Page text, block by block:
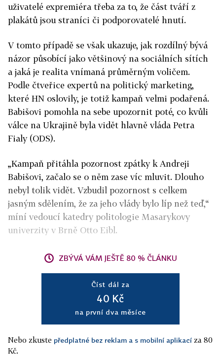
uživatelé expremiéra třeba za to, že část tváří z
plakátů jsou straníci či podporovatelé hnutí.
V tomto případě se však ukazuje, jak rozdílný bývá
názor působící jako většinový na sociálních sítích
a jaká je realita vnímaná průměrným voličem.
Podle čtveřice expertů na politický marketing,
které HN oslovily, je totiž kampaň velmi podařená.
Babišovi pomohla na sebe upozornit poté, co kvůli
válce na Ukrajině byla vidět hlavně vláda Petra
Fialy (ODS).
„Kampaň přitáhla pozornost zpátky k Andreji
Babišovi, začalo se o něm zase víc mluvit. Dlouho
nebyl tolik vidět. Vzbudil pozornost s celkem
jasným sdělením, že za jeho vlády bylo líp než teď,“
míní vedoucí katedry politologie Masarykovy
univerzity v Brně Otto Eibl.
ZBÝVÁ VÁM JEŠTĚ 80 % ČLÁNKU
Číst dál za
40 Kč
na první dva měsíce
Nebo zkuste předplatné bez reklam a s mobilní aplikací za 80
Kč.